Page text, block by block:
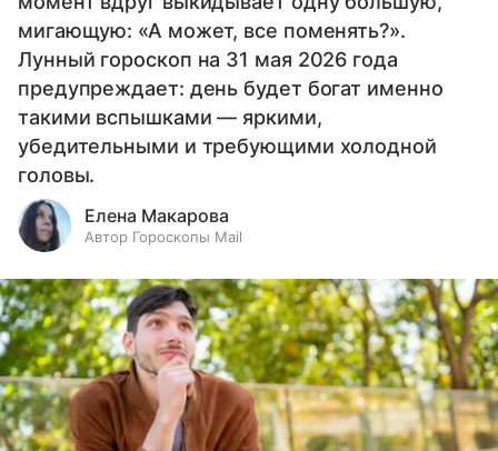
мигающую: «А может, все поменять?».
Лунный гороскоп на 31 мая 2026 года
предупреждает: день будет богат именно
такими вспышками — яркими,
убедительными и требующими холодной
головы.
Елена Макарова
Автор Гороскопы Mail